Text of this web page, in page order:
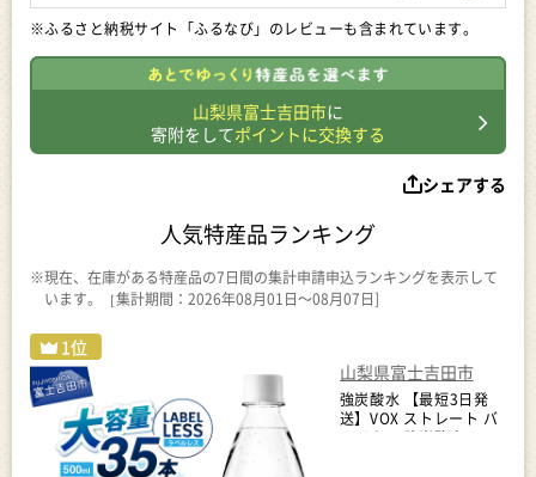
※ふるさと納税サイト「ふるなび」のレビューも含まれています。
山梨県富士吉田市に
寄附をしてポイントに交換する
シェアする
人気特産品ランキング
※現在、在庫がある特産品の7日間の集計申請申込ランキングを表示して
います。［集計期間：2026年08月01日～08月07日]
山梨県富士吉田市
強炭酸水 【最短3日発
送】VOX ストレート バ
ナジウム 強炭酸水 35本